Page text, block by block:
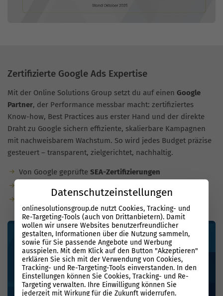
Zertifizierte Google Ads Expertise
Mit der Online Solutions Group setzt du auf einen Google
Partner, der Performance messbar macht: zertifiziertes
Know-how, Best Practices aus erster Hand und der direkte
Draht zu Google sichern effiziente, skalierbare Kampagnen
mit nachweisbarem Wachstum. So wird jedes Budget präzise
gesteuert – transparent, zielgerichtet, nachhaltig.
Von Google geprüfte SEA-Zertifizierungen
Zugang zu Insights, Betaprogrammen und Support
Belegte KPIs und nachhaltiger Kampagnenerfolg
Datenschutzeinstellungen
onlinesolutionsgroup.de nutzt Cookies, Tracking- und
Re-Targeting-Tools (auch von Drittanbietern). Damit
wollen wir unsere Websites benutzerfreundlicher
gestalten, Informationen über die Nutzung sammeln,
sowie für Sie passende Angebote und Werbung
ausspielen. Mit dem Klick auf den Button "Akzeptieren"
erklären Sie sich mit der Verwendung von Cookies,
Tracking- und Re-Targeting-Tools einverstanden. In den
Einstellungen können Sie Cookies, Tracking- und Re-
Targeting verwalten. Ihre Einwilligung können Sie
jederzeit mit Wirkung für die Zukunft widerrufen.